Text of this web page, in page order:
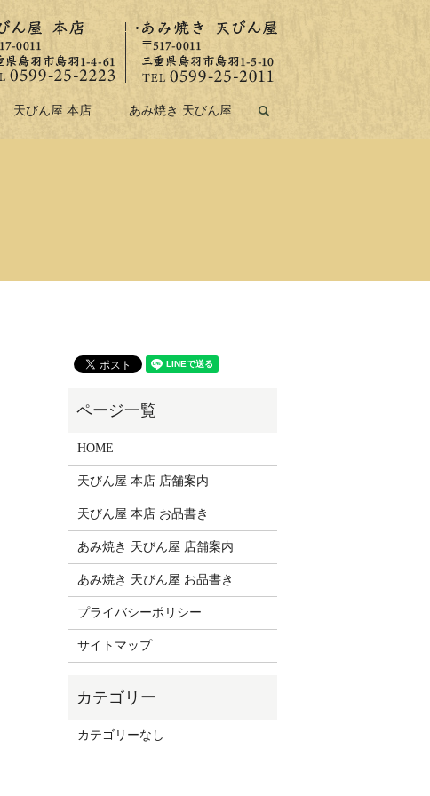
天びん屋 本店 あみ焼き 天びん屋
HOME
天びん屋 本店 店舗案内
天びん屋 本店 お品書き
あみ焼き 天びん屋 店舗案内
あみ焼き 天びん屋 お品書き
プライバシーポリシー
サイトマップ
カテゴリーなし